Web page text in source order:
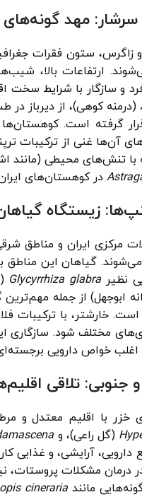
مهد گونه‌های
زاگرس، ستون فقرات
ارتفاعات بالا،
و سازگار با شرایط سخت
(درمنه کوهی)، از دیرباز
قرار گرفته است.
آن‌ها غنی از ترکیبات
در کوهستان‌های
زیستگاه
مرکزی ایران و مناطق
گیاهان این مناطق
نظیر Glycyrrhiza glabra
ابوجهل) از جمله
خارشتر، با ترکیبات
مختلف شود.
خواص دارویی
جنوبی: تلاقی
خزر با اقلیم معتدل و
(گل راعی)، و
دارویی، آرایشی، و غذایی
در درمان مشکلات
مانندcineraria